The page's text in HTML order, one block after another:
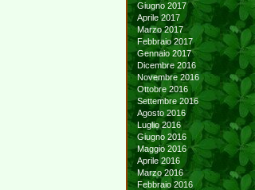
Giugno 2017
Aprile 2017
Marzo 2017
Febbraio 2017
Gennaio 2017
Dicembre 2016
Novembre 2016
Ottobre 2016
Settembre 2016
Agosto 2016
Luglio 2016
Giugno 2016
Maggio 2016
Aprile 2016
Marzo 2016
Febbraio 2016